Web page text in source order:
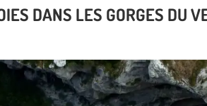
DANS LES GORGES DU